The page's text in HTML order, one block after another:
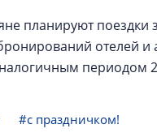
планируют поездки
отелей
периодом
#с праздничком!